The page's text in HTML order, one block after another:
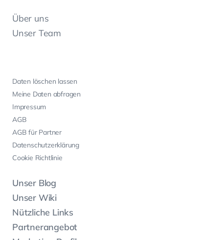
Über uns
Unser Team
Daten löschen lassen
Meine Daten abfragen
Impressum
AGB
AGB für Partner
Datenschutzerklärung
Cookie Richtlinie
Unser Blog
Unser Wiki
Nützliche Links
Partnerangebot